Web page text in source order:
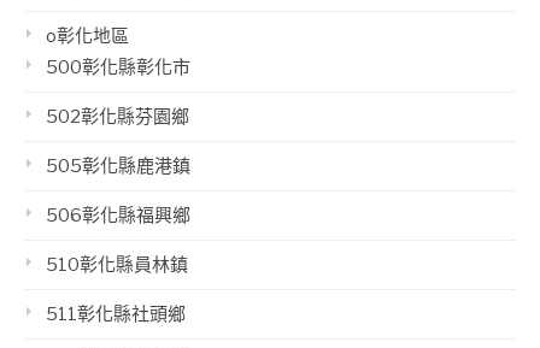
o彰化地區
500彰化縣彰化市
502彰化縣芬園鄉
505彰化縣鹿港鎮
506彰化縣福興鄉
510彰化縣員林鎮
511彰化縣社頭鄉